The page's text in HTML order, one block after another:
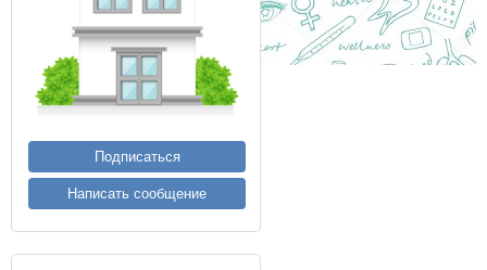
Подписаться
Написать сообщение